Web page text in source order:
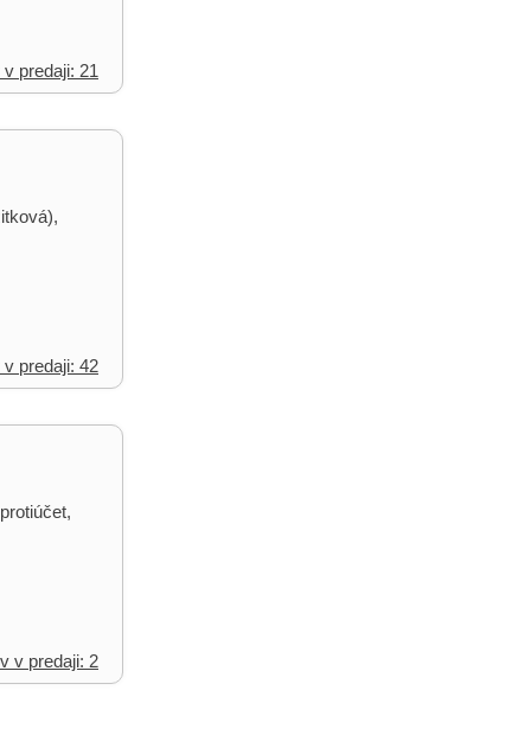
predaji: 21
predaji: 42
v predaji: 2